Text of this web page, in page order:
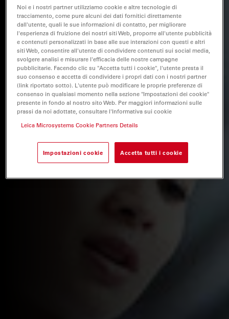
Noi e i nostri partner utilizziamo cookie e altre tecnologie di
tracciamento, come pure alcuni dei dati fornitici direttamente
dall'utente, quali le sue informazioni di contatto, per migliorare
l'esperienza di fruizione dei nostri siti Web, proporre all'utente pubblicità
e contenuti personalizzati in base alle sue interazioni con questi e altri
siti Web, consentire all'utente di condividere contenuti sui social media,
svolgere analisi e misurare l'efficacia delle nostre campagne
pubblicitarie. Facendo clic su "Accetta tutti i cookie", l'utente presta il
suo consenso e accetta di condividere i propri dati con i nostri partner
(link riportato sotto). L'utente può modificare le proprie preferenze di
consenso in qualsiasi momento nella sezione "Impostazioni dei cookie"
presente in fondo al nostro sito Web. Per maggiori informazioni sulle
prassi da noi adottate, consultare l'Informativa sui cookie
Leica Microsystems Cookie Partners Details
Impostazioni cookie Accetta tutti i cookie